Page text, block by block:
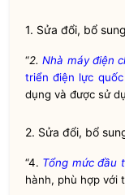
1. Sửa đổi, bổ sung
“2.Nhà máy điện
triển điện lực
dụng và được sử
2. Sửa đổi, bổ
“4. Tổng mức đầu
hành, phù hợp với